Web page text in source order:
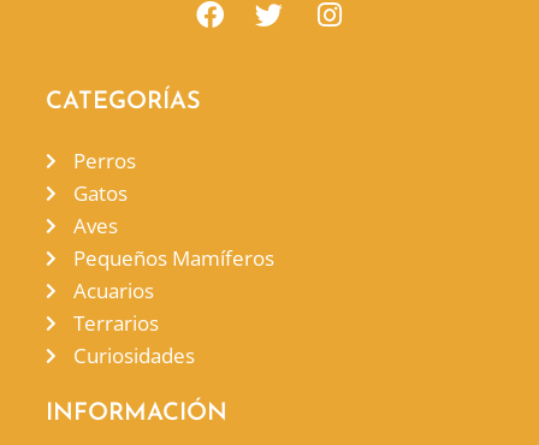
CATEGORÍAS
Perros
Gatos
Aves
Pequeños Mamíferos
Acuarios
Terrarios
Curiosidades
INFORMACIÓN